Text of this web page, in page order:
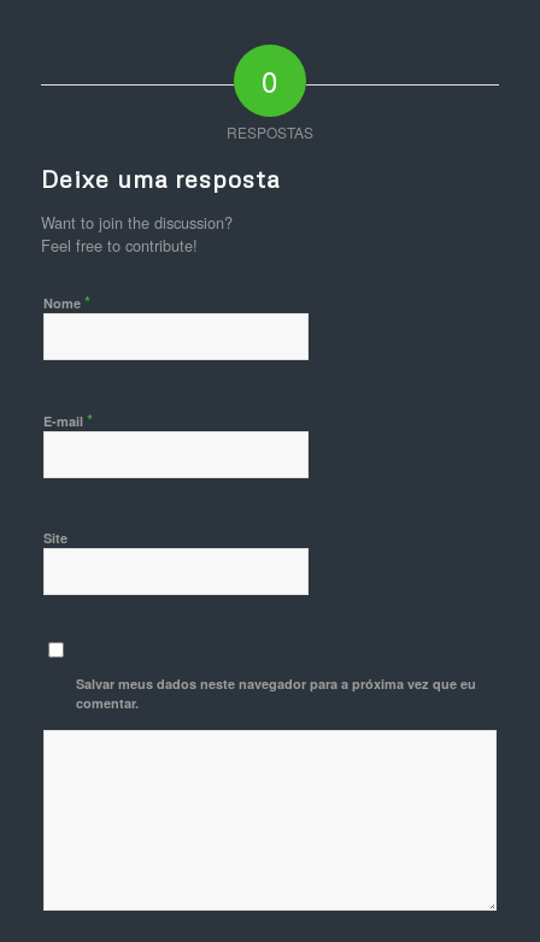
0
RESPOSTAS
Deixe uma resposta
Want to join the discussion?
Feel free to contribute!
Nome *
E-mail *
Site
Salvar meus dados neste navegador para a próxima vez que eu
comentar.